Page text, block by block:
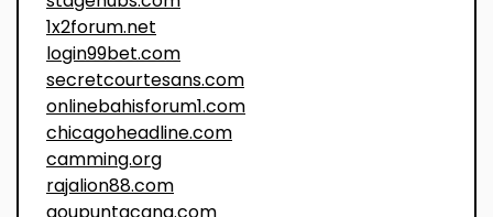
1x2forum.net
login99bet.com
secretcourtesans.com
onlinebahisforum1.com
chicagoheadline.com
camming.org
rajalion88.com